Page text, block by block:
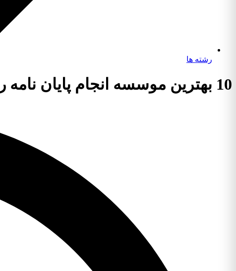
رشته ها
10 بهترین موسسه انجام پایان نامه رشته علوم زمین گرایش سنجش از دور زمین- شناختی